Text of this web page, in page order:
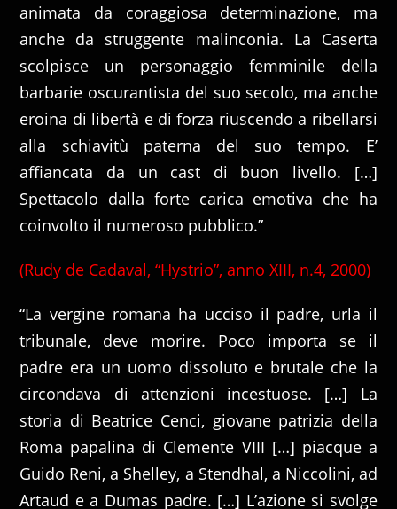
animata da coraggiosa determinazione, ma
anche da struggente malinconia. La Caserta
scolpisce un personaggio femminile della
barbarie oscurantista del suo secolo, ma anche
eroina di libertà e di forza riuscendo a ribellarsi
alla schiavitù paterna del suo tempo. E’
affiancata da un cast di buon livello. […]
Spettacolo dalla forte carica emotiva che ha
coinvolto il numeroso pubblico.”
(Rudy de Cadaval, “Hystrio”, anno XIII, n.4, 2000)
“La vergine romana ha ucciso il padre, urla il
tribunale, deve morire. Poco importa se il
padre era un uomo dissoluto e brutale che la
circondava di attenzioni incestuose. […] La
storia di Beatrice Cenci, giovane patrizia della
Roma papalina di Clemente VIII […] piacque a
Guido Reni, a Shelley, a Stendhal, a Niccolini, ad
Artaud e a Dumas padre. […] L’azione si svolge